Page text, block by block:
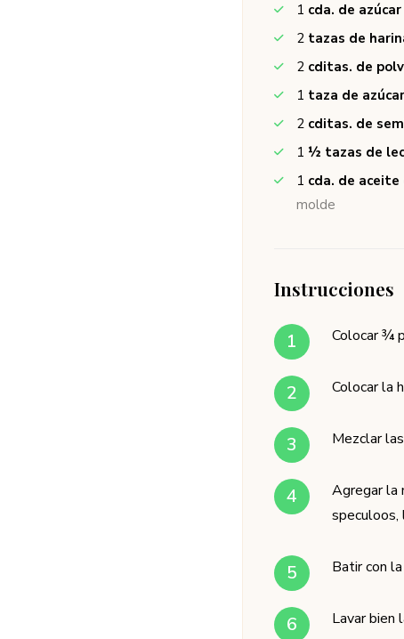
1 cda. de
2 tazas de
2 cditas. de
1 taza de
2 cditas. de
1 ½ tazas de
1 cda. de
molde
Instrucciones
Colocar ¾
Colocar la
Mezclar
Agregar la
speculoos,
Batir con
Lavar bien